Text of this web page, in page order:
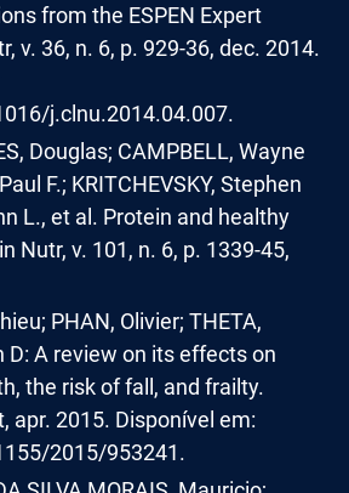
from the ESPEN Expert
v. 36, n. 6, p. 929-36, dec. 2014.
j.clnu.2014.04.007.
Douglas; CAMPBELL, Wayne
F.; KRITCHEVSKY, Stephen
L., et al. Protein and healthy
Nutr, v. 101, n. 6, p. 1339-45,
PHAN, Olivier; THETA,
D: A review on its effects on
the risk of fall, and frailty.
apr. 2015. Disponível em:
2015/953241.